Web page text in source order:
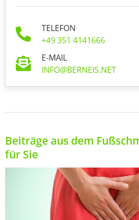
TELEFON
+49 351 4141666
E-MAIL
INFO@BERNEIS.NET
Beiträge aus dem
für Sie